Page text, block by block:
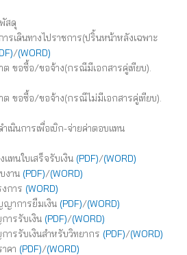
สดุ
รเดินทางไปราชการ(ปริ้นหน้าหลังเฉพาะ
/(WORD)
ขอซื้อ/ขอจ้าง(กรณีมีเอกสารคู่เทียบ).
ขอซื้อ/ขอจ้าง(กรณีไม่มีเอกสารคู่เทียบ).
นินการเพื่อเบิก-จ่ายค่าตอบแทน
ทนใบเสร็จรับเงิน (PDF)/(WORD)
งาน (PDF)/(WORD)
การ (WORD)
าการยืมเงิน (PDF)/(WORD)
ารรับเงิน (PDF)/(WORD)
ารรับเงินสำหรับวิทยากร (PDF)/(WORD)
คา (PDF)/(WORD)